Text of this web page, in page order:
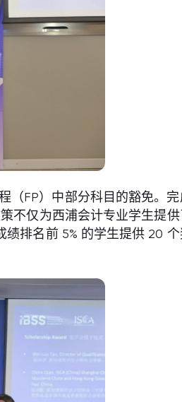
（FP）中部分科目的豁免。
不仅为西浦会计专业学生提
排名前 5% 的学生提供 20